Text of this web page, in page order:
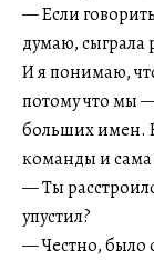
— Если
думаю, сыграла
И я понимаю,
потому что мы
больших имен.
команды и сама
— Ты
упустил?
— Честно, было